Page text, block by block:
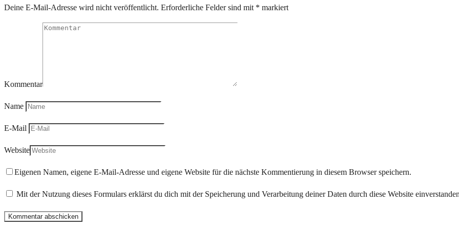
Deine E-Mail-Adresse wird nicht veröffentlicht. Erforderliche Felder sind mit * markiert
Kommentar
Name
E-Mail
Website
Eigenen Namen, eigene E-Mail-Adresse und eigene Website für die nächste Kommentierung in diesem Browser speichern.
Mit der Nutzung dieses Formulars erklärst du dich mit der Speicherung und Verarbeitung deiner Daten durch diese Website